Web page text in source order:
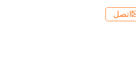
اتصل